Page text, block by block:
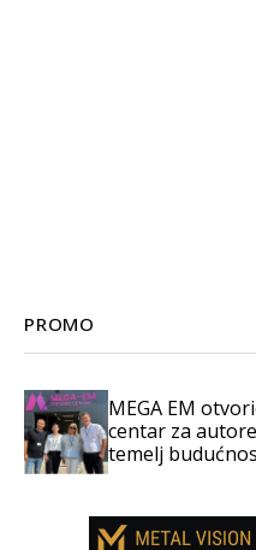
PROMO
MEGA EM
centar za
temelj